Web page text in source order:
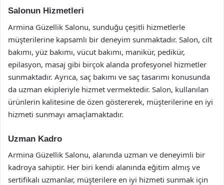
Salonun Hizmetleri
Armina Güzellik Salonu, sunduğu çeşitli hizmetlerle
müşterilerine kapsamlı bir deneyim sunmaktadır. Salon, cilt
bakımı, yüz bakımı, vücut bakımı, manikür, pedikür,
epilasyon, masaj gibi birçok alanda profesyonel hizmetler
sunmaktadır. Ayrıca, saç bakımı ve saç tasarımı konusunda
da uzman ekipleriyle hizmet vermektedir. Salon, kullanılan
ürünlerin kalitesine de özen göstererek, müşterilerine en iyi
hizmeti sunmayı amaçlamaktadır.
Uzman Kadro
Armina Güzellik Salonu, alanında uzman ve deneyimli bir
kadroya sahiptir. Her biri kendi alanında eğitim almış ve
sertifikalı uzmanlar, müşterilere en iyi hizmeti sunmak için